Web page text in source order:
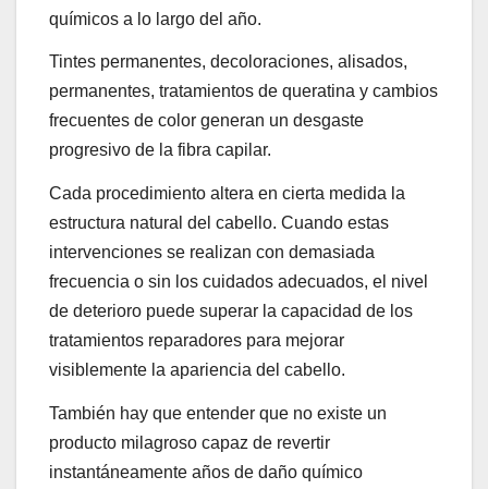
químicos a lo largo del año.
Tintes permanentes, decoloraciones, alisados,
permanentes, tratamientos de queratina y cambios
frecuentes de color generan un desgaste
progresivo de la fibra capilar.
Cada procedimiento altera en cierta medida la
estructura natural del cabello. Cuando estas
intervenciones se realizan con demasiada
frecuencia o sin los cuidados adecuados, el nivel
de deterioro puede superar la capacidad de los
tratamientos reparadores para mejorar
visiblemente la apariencia del cabello.
También hay que entender que no existe un
producto milagroso capaz de revertir
instantáneamente años de daño químico